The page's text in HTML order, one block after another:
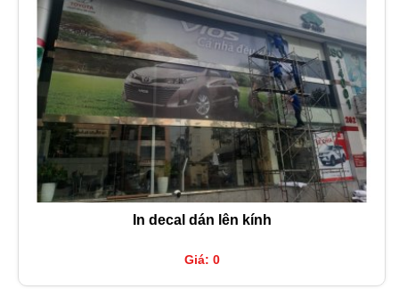
In decal dán lên kính
Giá: 0